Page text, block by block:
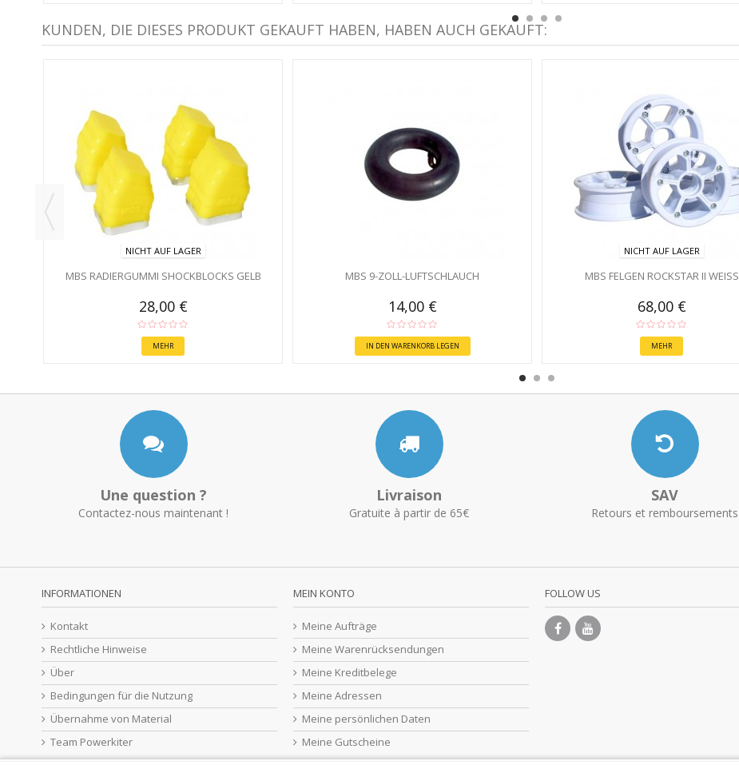
KUNDEN, DIE DIESES PRODUKT GEKAUFT HABEN, HABEN AUCH GEKAUFT:
NICHT AUF LAGER
MBS RADIERGUMMI SHOCKBLOCKS GELB
28,00 €
MEHR
MBS 9-ZOLL-LUFTSCHLAUCH
14,00 €
IN DEN WARENKORB LEGEN
NICHT AUF LAGER
MBS FELGEN ROCKSTAR II WEISS
68,00 €
MEHR
Une question ?
Contactez-nous maintenant !
Livraison
Gratuite à partir de 65€
SAV
Retours et remboursements
INFORMATIONEN
Kontakt
Rechtliche Hinweise
Über
Bedingungen für die Nutzung
Übernahme von Material
Team Powerkiter
MEIN KONTO
Meine Aufträge
Meine Warenrücksendungen
Meine Kreditbelege
Meine Adressen
Meine persönlichen Daten
Meine Gutscheine
FOLLOW US